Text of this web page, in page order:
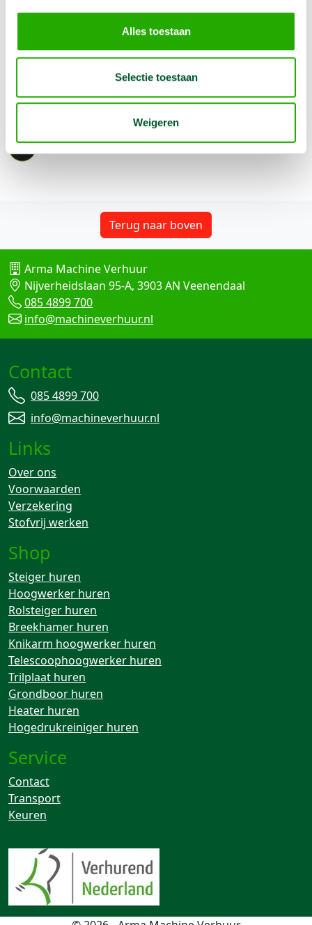
Alles toestaan
Selectie toestaan
Weigeren
Geschikt voor het afvoeren van dampen veroorzaakt
door lassen met een flexibele arm.
Terug naar boven
Arma Machine Verhuur
Nijverheidslaan 95-A, 3903 AN Veenendaal
085 4899 700
info@machineverhuur.nl
Contact
085 4899 700
info@machineverhuur.nl
Links
Over ons
Voorwaarden
Verzekering
Stofvrij werken
Shop
Steiger huren
Hoogwerker huren
Rolsteiger huren
Breekhamer huren
Knikarm hoogwerker huren
Telescoophoogwerker huren
Trilplaat huren
Grondboor huren
Heater huren
Hogedrukreiniger huren
Service
Contact
Transport
Keuren